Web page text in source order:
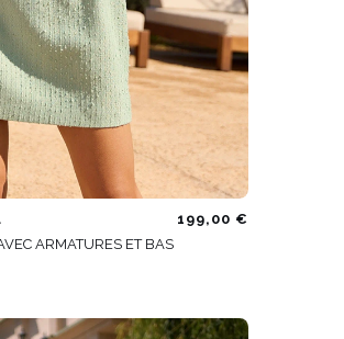
199,00 €
ARMATURES ET BAS